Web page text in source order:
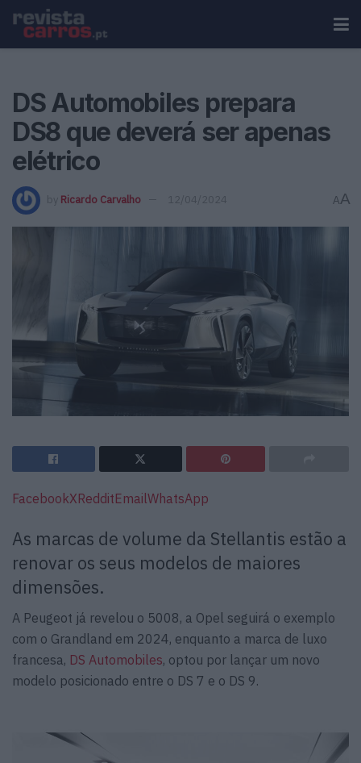
DS Automobiles prepara
DS8 que deverá ser apenas
elétrico
by Ricardo Carvalho 12/04/2024 AA
FacebookXRedditEmailWhatsApp
As marcas de volume da Stellantis estão a
renovar os seus modelos de maiores
dimensões.
A Peugeot já revelou o 5008, a Opel seguirá o exemplo
com o Grandland em 2024, enquanto a marca de luxo
francesa, DS Automobiles, optou por lançar um novo
modelo posicionado entre o DS 7 e o DS 9.